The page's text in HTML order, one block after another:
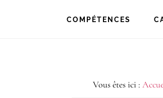
COMPÉTENCES
Vous êtes ici :